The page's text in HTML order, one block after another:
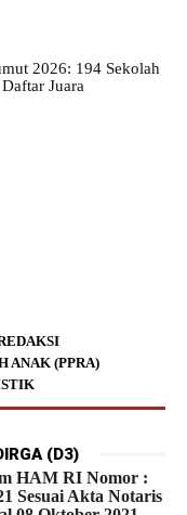
2026: 194 Sekolah
Juara
ANAK (PPRA)
(D3)
HAM RI Nomor :
Sesuai Akta Notaris